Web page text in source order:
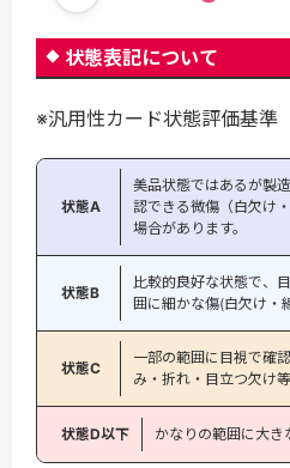
状態表記について
※汎用性カード状態評価基準
状態A
美品状態ではあるが製
認できる微傷（白欠け
場合があります。
状態B
比較的良好な状態で、
囲に細かな傷(白欠け・
状態C
一部の範囲に目視で確
み・折れ・目立つ欠け
状態D以下 かなりの範囲に大き